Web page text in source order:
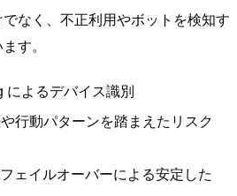
なく、不正利用やボットを検知す
す。
によるデバイス識別
行動パターンを踏まえたリスク
ェイルオーバーによる安定した